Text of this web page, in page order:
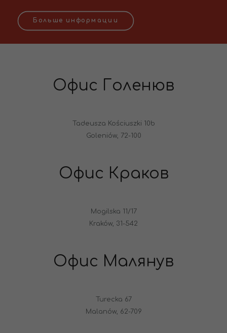
Больше информации
Офис Голенюв
Tadeusza Kościuszki 10b
Goleniów, 72-100
Офис Краков
Mogilska 11/17
Kraków, 31-542
Офис Малянув
Turecka 67
Malanów, 62-709